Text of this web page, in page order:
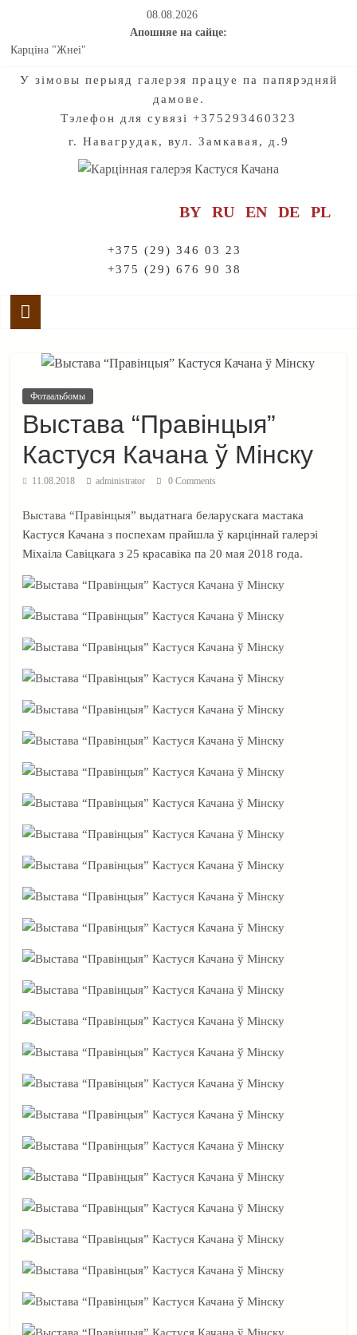
08.08.2026
Апошняе на сайце:
Карціна "Жнеі"
Калядныя і навагоднія хронікі нашых з вамі добрых спраў для
Калядныя і навагоднія хронікі нашых з вамі добрых спраў для
дзетак. Частка 1
Адкрываючы жывапіс Кастуся Качана
У зiмовы перыяд галерэя працуе па папярэдняй
дамове.
Тэлефон для сувязі +375293460323
г. Навагрудак, вул. Замкавая, д.9
BY RU EN DE PL
+375 (29) 346 03 23
+375 (29) 676 90 38
Фотаальбомы
Выстава “Правінцыя”
Кастуся Качана ў Мінску
11.08.2018 administrator 0 Comments
Выстава “Правiнцыя” выдатнага беларускага мастака
Кастуся Качана з поспехам прайшла ў карцiннай галерэi
Мiхаiла Савiцкага з 25 красавiка па 20 мая 2018 года.